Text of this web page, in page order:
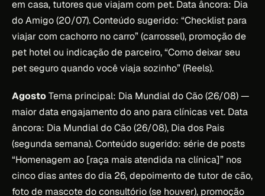
em casa, tutores que viajam com pet. Data âncora: Dia
do Amigo (20/07). Conteúdo sugerido: “Checklist para
viajar com cachorro no carro” (carrossel), promoção de
pet hotel ou indicação de parceiro, “Como deixar seu
pet seguro quando você viaja sozinho” (Reels).
AgostoTema principal: Dia Mundial do Cão (26/08) —
maior data engajamento do ano para clínicas vet. Data
âncora: Dia Mundial do Cão (26/08), Dia dos Pais
(segunda semana). Conteúdo sugerido: série de posts
“Homenagem ao [raça mais atendida na clínica]” nos
cinco dias antes do dia 26, depoimento de tutor de cão,
foto de mascote do consultório (se houver), promoção